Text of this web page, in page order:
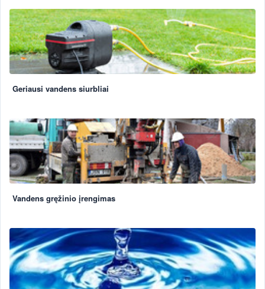
Geriausi vandens siurbliai
Vandens gręžinio įrengimas